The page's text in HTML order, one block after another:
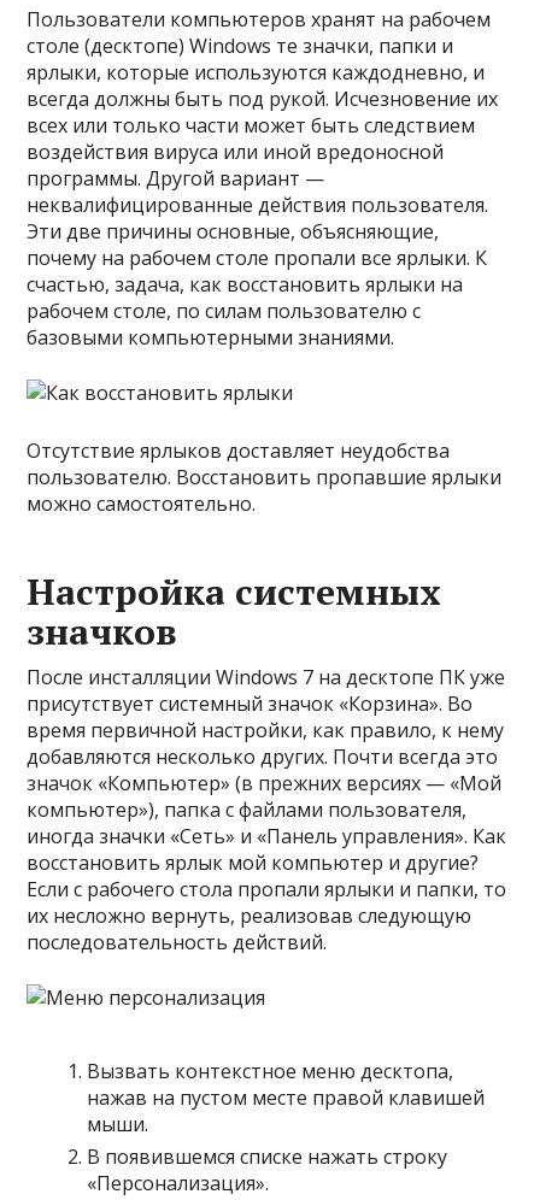
Пользователи компьютеров хранят на рабочем
столе (десктопе) Windows те значки, папки и
ярлыки, которые используются каждодневно, и
всегда должны быть под рукой. Исчезновение их
всех или только части может быть следствием
воздействия вируса или иной вредоносной
программы. Другой вариант —
неквалифицированные действия пользователя.
Эти две причины основные, объясняющие,
почему на рабочем столе пропали все ярлыки. К
счастью, задача, как восстановить ярлыки на
рабочем столе, по силам пользователю с
базовыми компьютерными знаниями.
Отсутствие ярлыков доставляет неудобства
пользователю. Восстановить пропавшие ярлыки
можно самостоятельно.
Настройка системных
значков
После инсталляции Windows 7 на десктопе ПК уже
присутствует системный значок «Корзина». Во
время первичной настройки, как правило, к нему
добавляются несколько других. Почти всегда это
значок «Компьютер» (в прежних версиях — «Мой
компьютер»), папка с файлами пользователя,
иногда значки «Сеть» и «Панель управления». Как
восстановить ярлык мой компьютер и другие?
Если с рабочего стола пропали ярлыки и папки, то
их несложно вернуть, реализовав следующую
последовательность действий.
Вызвать контекстное меню десктопа,
нажав на пустом месте правой клавишей
мыши.
В появившемся списке нажать строку
«Персонализация».